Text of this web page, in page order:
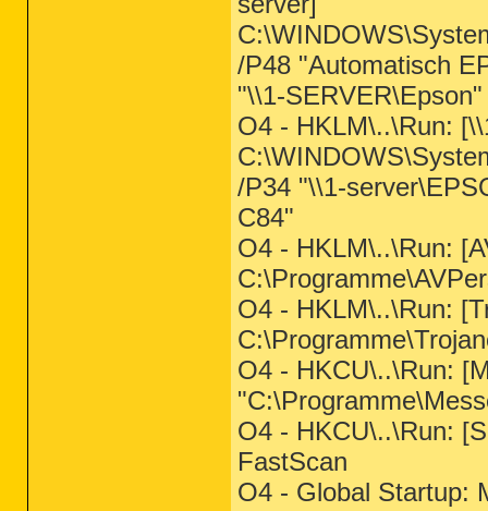
/P48 "Automatisch
"\\1-
O4 - HKLM\..\Run:
/P34 "\\1-
C84"
O4 - HKLM\..\Run:
O4 - HKLM\..\Run:
O4 - HKCU\..\Run:
O4 - HKCU\..\Run:
FastScan
O4 - Global Startup: